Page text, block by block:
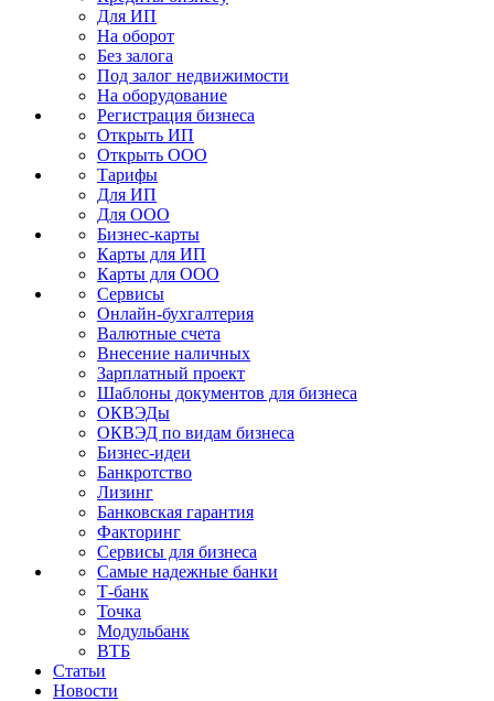
Для ИП
На оборот
Без залога
Под залог недвижимости
На оборудование
Регистрация бизнеса
Открыть ИП
Открыть ООО
Тарифы
Для ИП
Для ООО
Бизнес-карты
Карты для ИП
Карты для ООО
Сервисы
Онлайн-бухгалтерия
Валютные счета
Внесение наличных
Зарплатный проект
Шаблоны документов для бизнеса
ОКВЭДы
ОКВЭД по видам бизнеса
Бизнес-идеи
Банкротство
Лизинг
Банковская гарантия
Факторинг
Сервисы для бизнеса
Самые надежные банки
Т-банк
Точка
Модульбанк
ВТБ
Статьи
Новости